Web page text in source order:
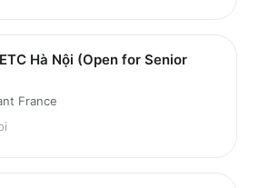
Hà Nội (Open for Senior
France